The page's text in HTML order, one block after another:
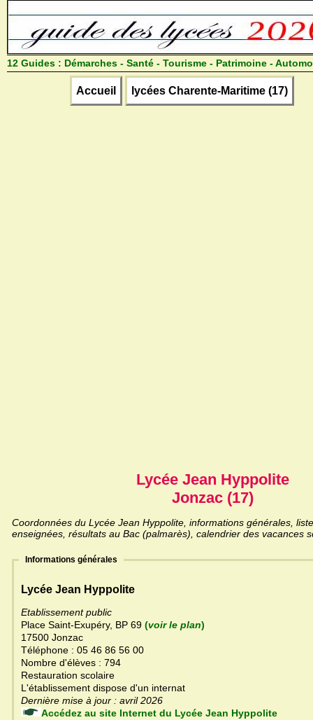
12 Guides : Démarches - Santé - Tourisme - Patrimoine -
Accueil lycées Charente-Maritime (17)
Lycée Jean Hyppolite
Jonzac (17)
Coordonnées du Lycée Jean Hyppolite, informations générales,
enseignées, résultats au Bac (palmarès), calendrier des vacances
Informations générales
Lycée Jean Hyppolite
Etablissement public
Place Saint-Exupéry, BP 69 (voir le plan)
17500 Jonzac
Téléphone : 05 46 86 56 00
Nombre d'élèves : 794
Restauration scolaire
L'établissement dispose d'un internat
Dernière mise à jour : avril 2026
Accédez au site Internet du Lycée Jean Hyppolite